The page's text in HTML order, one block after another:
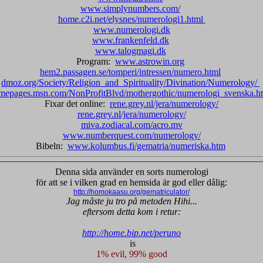
www.simplynumbers.com/
home.c2i.net/elysnes/numerologi1.html
www.numerologi.dk
www.frankenfeld.dk
www.talogmagi.dk
Program: www.astrowin.org
hem2.passagen.se/tomperi/intressen/numero.html
dmoz.org/Society/Religion_and_Spirituality/Divination/Numerology/
NonProfitBlvd/mothergothic/
Fixar det online: rene.grey.nl/jera/numerology/
rene.grey.nl/jera/numerology/
miva.zodiacal.com/acro.mv
www.numberquest.com/numerology/
Bibeln: www.kolumbus.fi/gematria/numeriska.htm
Denna sida använder en sorts numerologi
för att se i vilken grad en hemsida är god eller dålig:
http://homokaasu.org/gematriculator/
Jag måste ju tro på metoden Hihi...
eftersom detta kom i retur:
http://home.bip.net/peruno
is
1% evil, 99% good